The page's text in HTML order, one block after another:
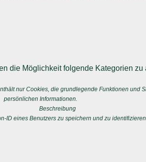
die Möglichkeit folgende Kategorien
nur Cookies, die grundlegende Funktionen
persönlichen Informationen.
Beschreibung
eines Benutzers zu speichern und zu